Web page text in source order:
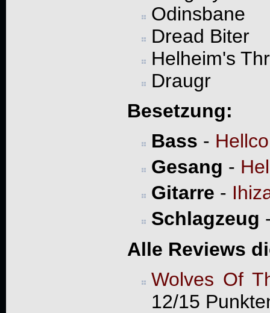
Odinsbane
Dread Biter
Helheim's
Draugr
Besetzung:
Bass -
Gesang -
Gitarre -
Schlagzeug
Alle Reviews
Wolves Of
12/15